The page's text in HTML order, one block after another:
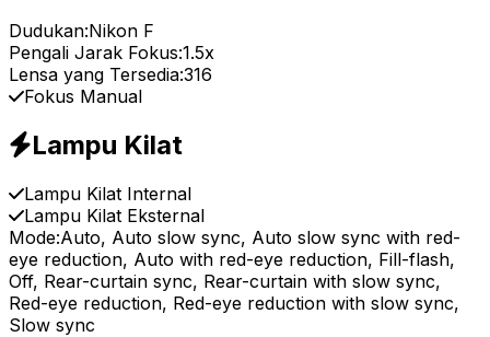
Dudukan:Nikon F
Pengali Jarak Fokus:1.5x
Lensa yang Tersedia:316
Fokus Manual
Lampu Kilat
Lampu Kilat Internal
Lampu Kilat Eksternal
Mode:Auto, Auto slow sync, Auto slow sync with red-
eye reduction, Auto with red-eye reduction, Fill-flash,
Off, Rear-curtain sync, Rear-curtain with slow sync,
Red-eye reduction, Red-eye reduction with slow sync,
Slow sync